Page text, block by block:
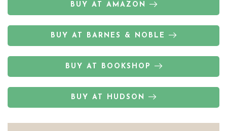
BUY AT AMAZON
BUY AT BARNES & NOBLE
BUY AT BOOKSHOP
BUY AT HUDSON